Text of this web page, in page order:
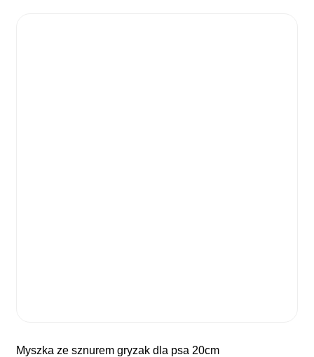
myszka ze sznurem gryzak dla psa 20cm